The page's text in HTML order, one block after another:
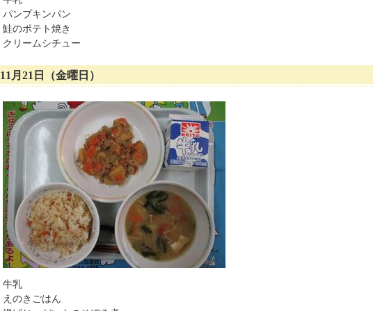
パンプキンパン
鮭のポテト焼き
クリームシチュー
11月21日（金曜日）
牛乳
えのきごはん